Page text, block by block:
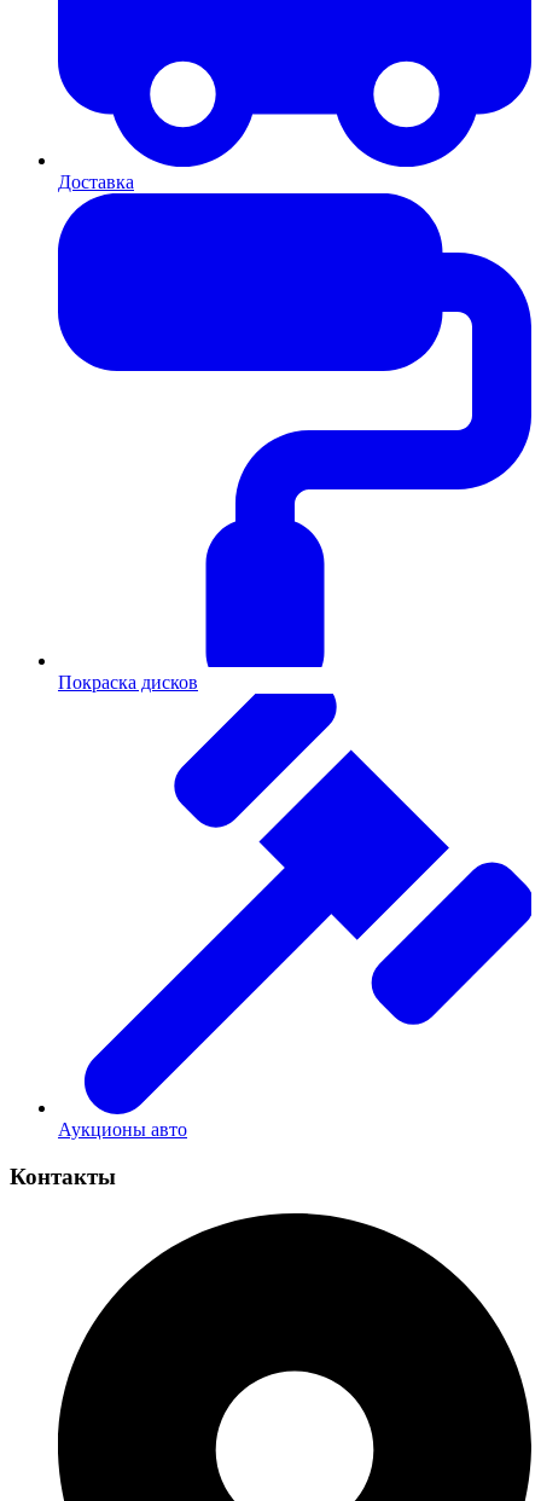
Доставка
Покраска дисков
Аукционы авто
Контакты